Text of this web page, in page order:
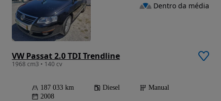
VW Passat 2.0 TDI Trendline
1968 cm3 • 140 cv
187 033 km Diesel
Manual
2008
Dentro da média